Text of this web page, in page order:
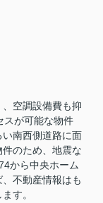
空調設備費も抑
スが可能な物件
南西側道路に面
のため、地震な
から中央ホーム
不動産情報はも
す。